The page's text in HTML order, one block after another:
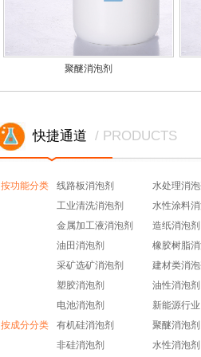
聚醚消泡剂
快捷通道 / PRODUCTS
按功能分类 线路板消泡剂
水处理消
工业清洗消泡剂
水性涂料
金属加工液消泡剂
造纸消泡剂
油田消泡剂
橡胶树脂
采矿选矿消泡剂
建材类消
塑胶消泡剂
油性消泡剂
电池消泡剂
新能源行业
按成分分类
有机硅消泡剂
聚醚消泡剂
非硅消泡剂
水性消泡剂